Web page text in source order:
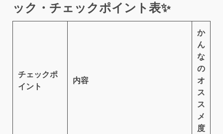
ック・チェックポイント表✨
チェックポ
イント
内容
か
ん
な
の
オ
ス
ス
メ
度